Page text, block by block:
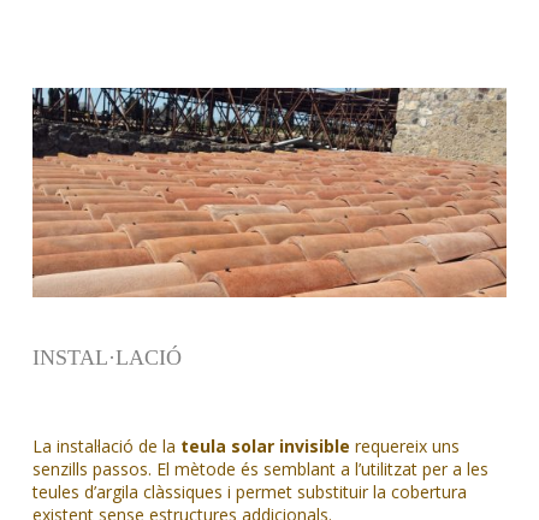
INSTAL·LACIÓ
La instal·lació de la teula solar invisible requereix uns
senzills passos. El mètode és semblant a l’utilitzat per a les
teules d’argila clàssiques i permet substituir la cobertura
existent sense estructures addicionals.